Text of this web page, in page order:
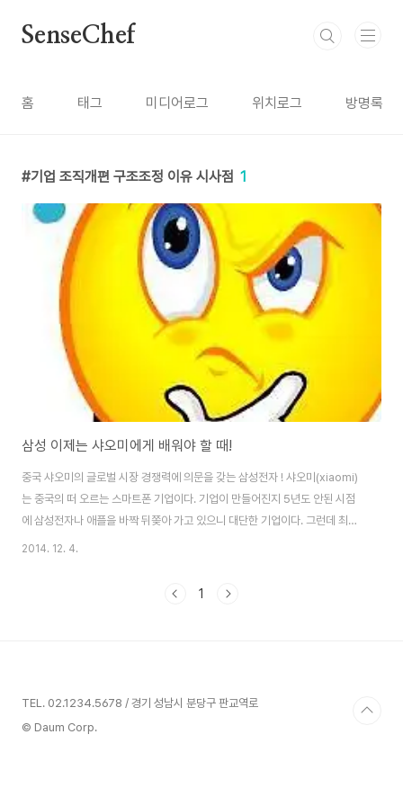
SenseChef
홈 태그 미디어로그 위치로그 방명록
기업 조직개편 구조조정 이유 시사점 1
삼성 이제는 샤오미에게 배워야 할 때!
중국 샤오미의 글로벌 시장 경쟁력에 의문을 갖는 삼성전자 ! 샤오미(xiaomi)
는 중국의 떠 오르는 스마트폰 기업이다. 기업이 만들어진지 5년도 안된 시점
에 삼성전자나 애플을 바짝 뒤쫒아 가고 있으니 대단한 기업이다. 그런데 최근
삼성전자의 한 임원이 샤오미가 글로벌 시장에서도 통할 수 있는 경쟁력을 갖
시장 때문이라는 분석에서 나왔을 것이다. 그런데 요즘 삼성전자의 스마트폰
2014. 12. 4.
1
TEL. 02.1234.5678 / 경기 성남시 분당구 판교역로
© Daum Corp.